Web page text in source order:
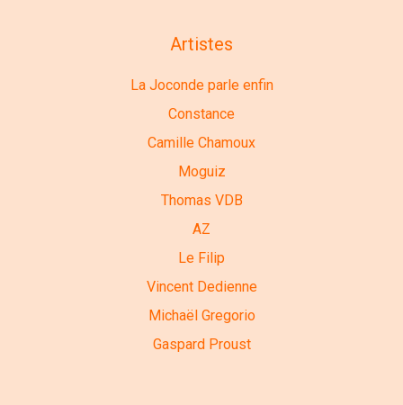
Artistes
La Joconde parle enfin
Constance
Camille Chamoux
Moguiz
Thomas VDB
AZ
Le Filip
Vincent Dedienne
Michaël Gregorio
Gaspard Proust